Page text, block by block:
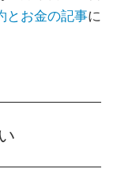
とお金の記事に